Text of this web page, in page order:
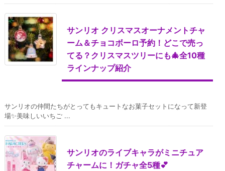
サンリオ クリスマスオーナメントチャ
ーム＆チョコボーロ予約！どこで売っ
てる？クリスマスツリーにも🎄全10種
ラインナップ紹介
サンリオの仲間たちがとってもキュートなお菓子セットになって新登
場✨美味しいいちご ...
サンリオのライブキャラがミニチュア
チャームに！ガチャ全5種💕